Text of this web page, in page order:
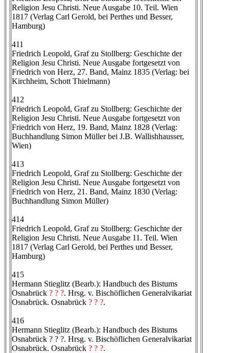
Religion Jesu Christi. Neue Ausgabe 10. Teil. Wien
1817 (Verlag Carl Gerold, bei Perthes und Besser,
Hamburg)
411
Friedrich Leopold, Graf zu Stollberg: Geschichte der
Religion Jesu Christi. Neue Ausgabe fortgesetzt von
Friedrich von Herz, 27. Band, Mainz 1835 (Verlag: bei
Kirchheim, Schott Thielmann)
412
Friedrich Leopold, Graf zu Stollberg: Geschichte der
Religion Jesu Christi. Neue Ausgabe fortgesetzt von
Friedrich von Herz, 19. Band, Mainz 1828 (Verlag:
Buchhandlung Simon Müller bei J.B. Wallishhausser,
Wien)
413
Friedrich Leopold, Graf zu Stollberg: Geschichte der
Religion Jesu Christi. Neue Ausgabe fortgesetzt von
Friedrich von Herz, 21. Band, Mainz 1830 (Verlag:
Buchhandlung Simon Müller)
414
Friedrich Leopold, Graf zu Stollberg: Geschichte der
Religion Jesu Christi. Neue Ausgabe 11. Teil. Wien
1817 (Verlag Carl Gerold, bei Perthes und Besser,
Hamburg)
415
Hermann Stieglitz (Bearb.): Handbuch des Bistums
Osnabrück ? ? ?. Hrsg. v. Bischöflichen Generalvikariat
Osnabrück. Osnabrück ? ? ?.
416
Hermann Stieglitz (Bearb.): Handbuch des Bistums
Osnabrück ? ? ?. Hrsg. v. Bischöflichen Generalvikariat
Osnabrück. Osnabrück ? ? ?.